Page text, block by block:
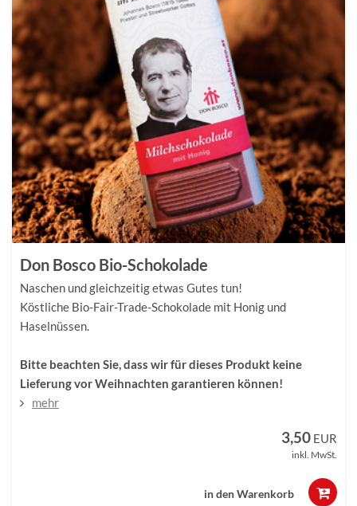
Don Bosco Bio-Schokolade
Naschen und gleichzeitig etwas Gutes tun!
Köstliche Bio-Fair-Trade-Schokolade mit Honig und
Haselnüssen.
Bitte beachten Sie, dass wir für dieses Produkt keine
Lieferung vor Weihnachten garantieren können!
mehr
3,50 EUR
inkl. MwSt.